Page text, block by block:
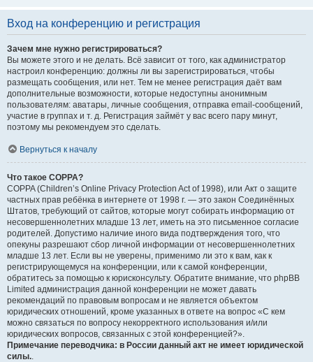
Вход на конференцию и регистрация
Зачем мне нужно регистрироваться?
Вы можете этого и не делать. Всё зависит от того, как администратор
настроил конференцию: должны ли вы зарегистрироваться, чтобы
размещать сообщения, или нет. Тем не менее регистрация даёт вам
дополнительные возможности, которые недоступны анонимным
пользователям: аватары, личные сообщения, отправка email-сообщений,
участие в группах и т. д. Регистрация займёт у вас всего пару минут,
поэтому мы рекомендуем это сделать.
Вернуться к началу
Что такое COPPA?
COPPA (Children’s Online Privacy Protection Act of 1998), или Акт о защите
частных прав ребёнка в интернете от 1998 г. — это закон Соединённых
Штатов, требующий от сайтов, которые могут собирать информацию от
несовершеннолетних младше 13 лет, иметь на это письменное согласие
родителей. Допустимо наличие иного вида подтверждения того, что
опекуны разрешают сбор личной информации от несовершеннолетних
младше 13 лет. Если вы не уверены, применимо ли это к вам, как к
регистрирующемуся на конференции, или к самой конференции,
обратитесь за помощью к юрисконсульту. Обратите внимание, что phpBB
Limited администрация данной конференции не может давать
рекомендаций по правовым вопросам и не является объектом
юридических отношений, кроме указанных в ответе на вопрос «С кем
можно связаться по вопросу некорректного использования и/или
юридических вопросов, связанных с этой конференцией?».
Примечание переводчика: в России данный акт не имеет юридической
силы.